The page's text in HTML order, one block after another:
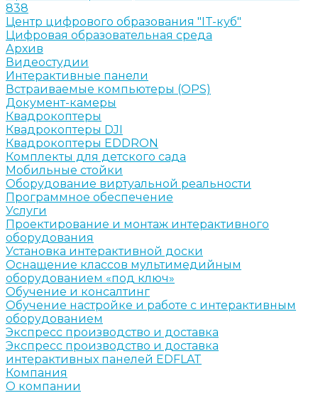
838
Центр цифрового образования "IT-куб"
Цифровая образовательная среда
Архив
Видеостудии
Интерактивные панели
Встраиваемые компьютеры (OPS)
Документ-камеры
Квадрокоптеры
Квадрокоптеры DJI
Квадрокоптеры EDDRON
Комплекты для детского сада
Мобильные стойки
Оборудование виртуальной реальности
Программное обеспечение
Услуги
Проектирование и монтаж интерактивного
оборудования
Установка интерактивной доски
Оснащение классов мультимедийным
оборудованием «под ключ»
Обучение и консалтинг
Обучение настройке и работе с интерактивным
оборудованием
Экспресс производство и доставка
Экспресс производство и доставка
интерактивных панелей EDFLAT
Компания
О компании